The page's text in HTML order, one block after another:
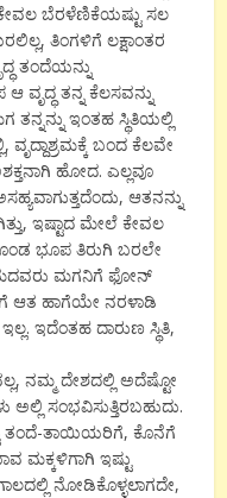
ಬೆರಳೆಣಿಕೆಯಷ್ಟು ಸಲ
ತಿಂಗಳಿಗೆ ಲಕ್ಷಾಂತರ
ತಂದೆಯನ್ನು
ವೃದ್ಧ ತನ್ನ ಕೆಲಸವನ್ನು
ತನ್ನನ್ನು ಇಂತಹ ಸ್ಥಿತಿಯಲ್ಲಿ
ವೃದ್ದಾಶ್ರಮಕ್ಕೆ ಬಂದ ಕೆಲವೇ
ಹೋದ. ಎಲ್ಲವೂ
ಆತನನ್ನು
ಇಷ್ಟಾದ ಮೇಲೆ ಕೇವಲ
ಭೂಪ ತಿರುಗಿ ಬರಲೇ
ಮಗನಿಗೆ ಫೋನ್
ಆತ ಹಾಗೆಯೇ ನರಳಾಡಿ
ಇದೆಂತಹ ದಾರುಣ ಸ್ಥಿತಿ,
ನಮ್ಮ ದೇಶದಲ್ಲಿ ಅದೆಷ್ಟೋ
ಅಲ್ಲಿ ಸಂಭವಿಸುತ್ತಿರಬಹುದು.
ತಂದೆ-ತಾಯಿಯರಿಗೆ, ಕೊನೆಗೆ
ಮಕ್ಕಳಿಗಾಗಿ ಇಷ್ಟು
ನೋಡಿಕೊಳ್ಳಲಾಗದೇ,